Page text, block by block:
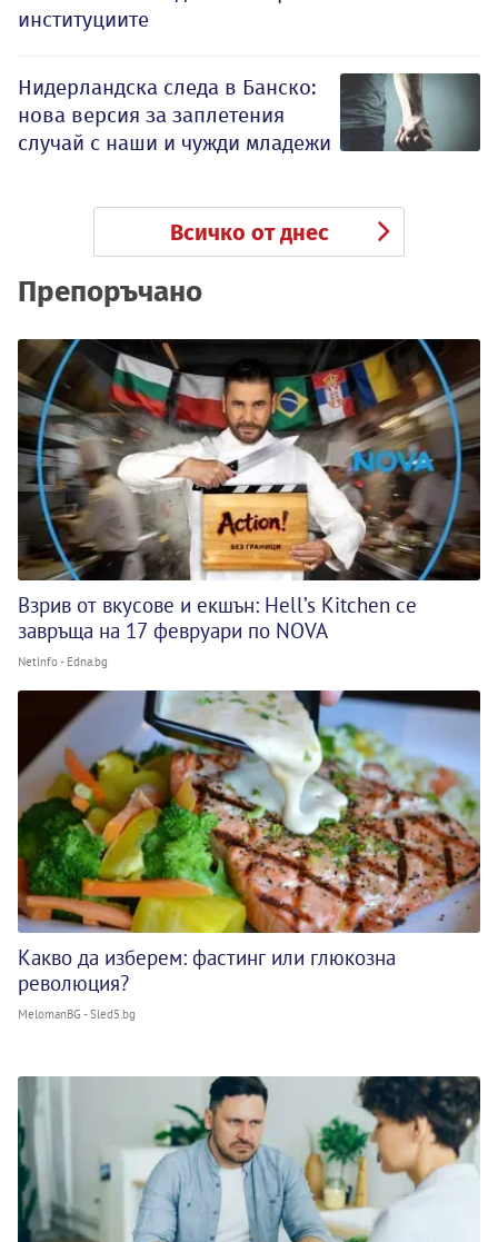
институциите
Нидерландска следа в Банско:
нова версия за заплетения
случай с наши и чужди младежи
Всичко от днес
Препоръчано
Взрив от вкусове и екшън: Hell’s Kitchen се
завръща на 17 февруари по NOVA
NetInfo - Edna.bg
Какво да изберем: фастинг или глюкозна
революция?
MelomanBG - Sled5.bg